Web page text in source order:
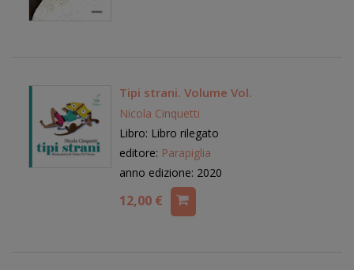
Tipi strani. Volume Vol.
Nicola Cinquetti
Libro: Libro rilegato
editore: Parapiglia
anno edizione: 2020
12,00 €